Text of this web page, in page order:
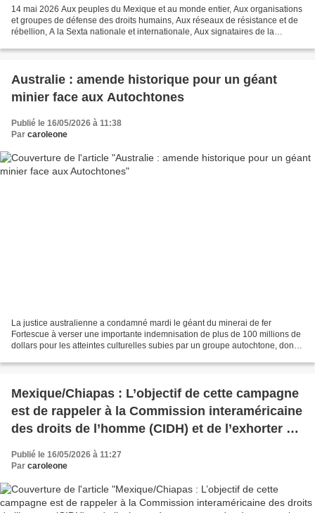
14 mai 2026 Aux peuples du Mexique et au monde entier, Aux organisations
et groupes de défense des droits humains, Aux réseaux de résistance et de
rébellion, A la Sexta nationale et internationale, Aux signataires de la
Australie : amende historique pour un géant
minier face aux Autochtones
Publié le 16/05/2026 à 11:38
Par caroleone
La justice australienne a condamné mardi le géant du minerai de fer
Fortescue à verser une importante indemnisation de plus de 100 millions de
dollars pour les atteintes culturelles subies par un groupe autochtone, dont
Mexique/Chiapas : L’objectif de cette campagne
est de rappeler à la Commission interaméricaine
des droits de l’homme (CIDH) et de l’exhorter à
rapport sur le fond (Las Abejas de Acteal)
Publié le 16/05/2026 à 11:27
Par caroleone